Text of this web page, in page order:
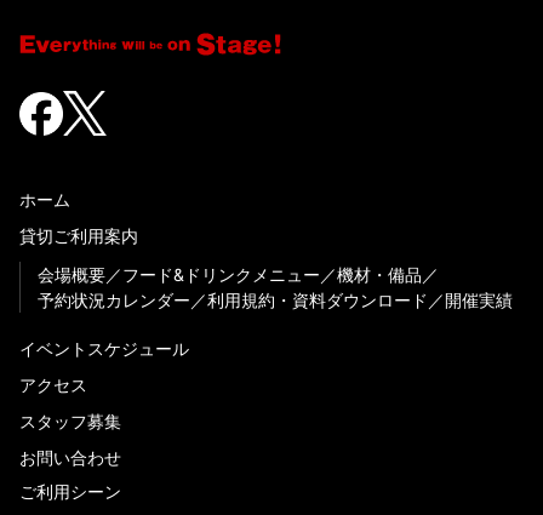
ホーム
貸切ご利用案内
会場概要
フード&ドリンクメニュー
機材・備品
予約状況カレンダー
利用規約・資料ダウンロード 開催実績
イベントスケジュール
アクセス
スタッフ募集
お問い合わせ
ご利用シーン